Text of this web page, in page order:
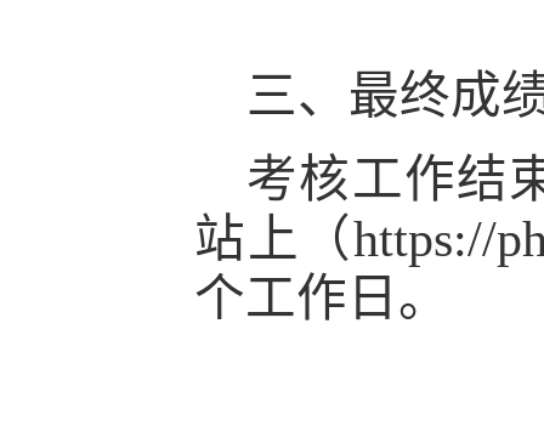
三、最终成
考核工作结
站上（https://
个工作日。